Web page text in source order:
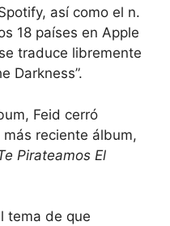
así como el n.
18 países en Apple
traduce libremente
Darkness”.
Feid cerró
reciente álbum,
Pirateamos El
tema de que